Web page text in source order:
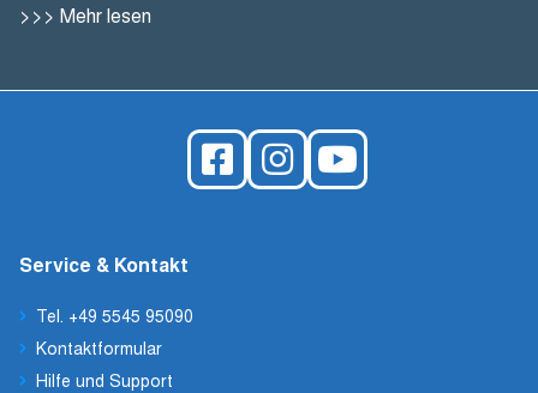
Mehr lesen
Service & Kontakt
Tel. +49 5545 95090
Kontaktformular
Hilfe und Support